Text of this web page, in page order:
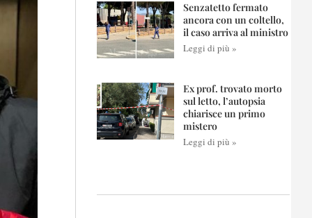
Senzatetto fermato
ancora con un coltello,
il caso arriva al ministro
Leggi di più »
Ex prof. trovato morto
sul letto, l’autopsia
chiarisce un primo
mistero
Leggi di più »